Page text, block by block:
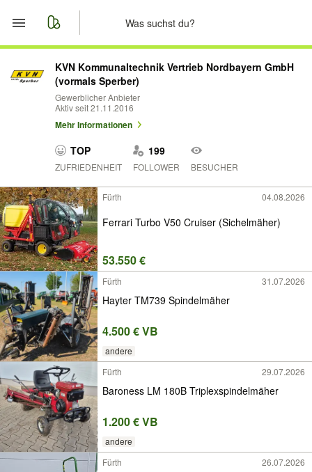
Start
Merkliste
Nachrichten
Anzeige aufgeben
KVN Kommunaltechnik Vertrieb Nordbayern GmbH
(vormals Sperber)
Gewerblicher Anbieter
Aktiv seit 21.11.2016
Mehr Informationen
TOP
ZUFRIEDENHEIT
199
FOLLOWER BESUCHER
Fürth 04.08.2026
Ferrari Turbo V50 Cruiser (Sichelmäher)
53.550 €
Fürth 31.07.2026
Hayter TM739 Spindelmäher
4.500 € VB
andere
Fürth
29.07.2026
Baroness LM 180B Triplexspindelmäher
1.200 € VB
andere
Fürth
26.07.2026